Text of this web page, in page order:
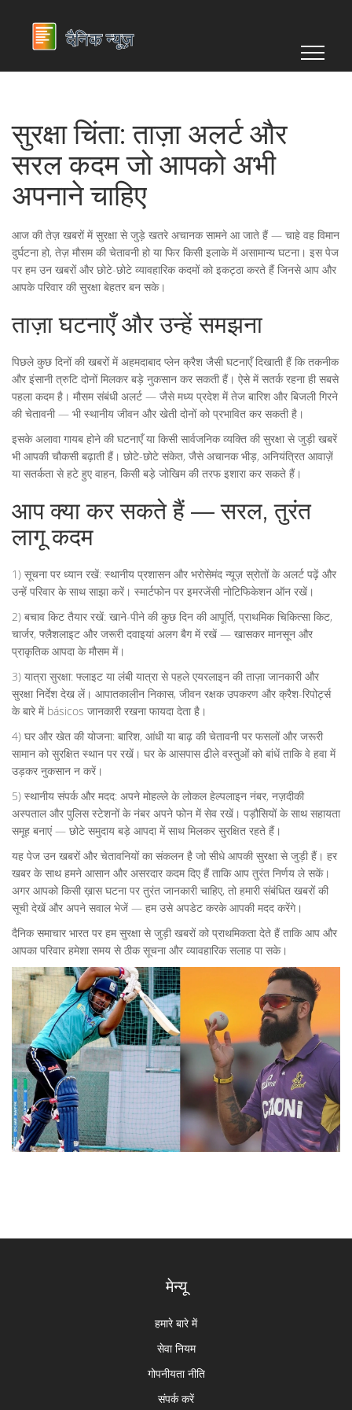
सुरक्षा चिंता: ताज़ा अलर्ट और
सरल कदम जो आपको अभी
अपनाने चाहिए
आज की तेज़ खबरों में सुरक्षा से जुड़े खतरे अचानक सामने आ जाते हैं — चाहे वह विमान
दुर्घटना हो, तेज़ मौसम की चेतावनी हो या फिर किसी इलाके में असामान्य घटना। इस पेज
पर हम उन खबरों और छोटे-छोटे व्यावहारिक कदमों को इकट्ठा करते हैं जिनसे आप और
आपके परिवार की सुरक्षा बेहतर बन सके।
ताज़ा घटनाएँ और उन्हें समझना
पिछले कुछ दिनों की खबरों में अहमदाबाद प्लेन क्रैश जैसी घटनाएँ दिखाती हैं कि तकनीक
और इंसानी त्रुटि दोनों मिलकर बड़े नुकसान कर सकती हैं। ऐसे में सतर्क रहना ही सबसे
पहला कदम है। मौसम संबंधी अलर्ट — जैसे मध्य प्रदेश में तेज बारिश और बिजली गिरने
की चेतावनी — भी स्थानीय जीवन और खेती दोनों को प्रभावित कर सकती है।
इसके अलावा गायब होने की घटनाएँ या किसी सार्वजनिक व्यक्ति की सुरक्षा से जुड़ी खबरें
भी आपकी चौकसी बढ़ाती हैं। छोटे-छोटे संकेत, जैसे अचानक भीड़, अनियंत्रित आवाज़ें
या सतर्कता से हटे हुए वाहन, किसी बड़े जोखिम की तरफ इशारा कर सकते हैं।
आप क्या कर सकते हैं — सरल, तुरंत
लागू कदम
1) सूचना पर ध्यान रखें: स्थानीय प्रशासन और भरोसेमंद न्यूज़ स्रोतों के अलर्ट पढ़ें और
उन्हें परिवार के साथ साझा करें। स्मार्टफोन पर इमरजेंसी नोटिफिकेशन ऑन रखें।
2) बचाव किट तैयार रखें: खाने-पीने की कुछ दिन की आपूर्ति, प्राथमिक चिकित्सा किट,
चार्जर, फ्लैशलाइट और जरूरी दवाइयां अलग बैग में रखें — खासकर मानसून और
प्राकृतिक आपदा के मौसम में।
3) यात्रा सुरक्षा: फ्लाइट या लंबी यात्रा से पहले एयरलाइन की ताज़ा जानकारी और
सुरक्षा निर्देश देख लें। आपातकालीन निकास, जीवन रक्षक उपकरण और क्रैश-रिपोर्ट्स
के बारे में básicos जानकारी रखना फायदा देता है।
4) घर और खेत की योजना: बारिश, आंधी या बाढ़ की चेतावनी पर फसलों और जरूरी
सामान को सुरक्षित स्थान पर रखें। घर के आसपास ढीले वस्तुओं को बांधें ताकि वे हवा में
उड़कर नुकसान न करें।
5) स्थानीय संपर्क और मदद: अपने मोहल्ले के लोकल हेल्पलाइन नंबर, नज़दीकी
अस्पताल और पुलिस स्टेशनों के नंबर अपने फोन में सेव रखें। पड़ौसियों के साथ सहायता
समूह बनाएं — छोटे समुदाय बड़े आपदा में साथ मिलकर सुरक्षित रहते हैं।
यह पेज उन खबरों और चेतावनियों का संकलन है जो सीधे आपकी सुरक्षा से जुड़ी हैं। हर
खबर के साथ हमने आसान और असरदार कदम दिए हैं ताकि आप तुरंत निर्णय ले सकें।
अगर आपको किसी ख़ास घटना पर तुरंत जानकारी चाहिए, तो हमारी संबंधित खबरों की
सूची देखें और अपने सवाल भेजें — हम उसे अपडेट करके आपकी मदद करेंगे।
दैनिक समाचार भारत पर हम सुरक्षा से जुड़ी खबरों को प्राथमिकता देते हैं ताकि आप और
आपका परिवार हमेशा समय से ठीक सूचना और व्यावहारिक सलाह पा सके।
मेन्यू
हमारे बारे में
सेवा नियम
गोपनीयता नीति
संपर्क करें